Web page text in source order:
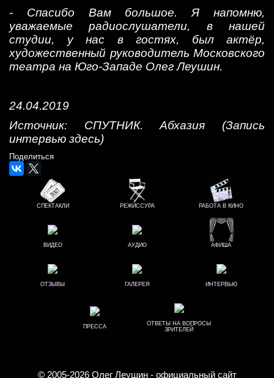
- Спасибо Вам большое. Я напомню,
уважаемые радиослушатели, в нашей
студии, у нас в гостях, был актёр,
художественный руководитель Московского
театра на Юго-Западе Олег Леушин.
24.04.2019
Источник: СПУТНИК. Абхазия (Запись
интервью здесь)
Поделиться
СПЕКТАКЛИ РЕЖИССУРА РАБОТА В КИНО
ВИДЕО АУДИО АФИША
ОТЗЫВЫ ГАЛЕРЕЯ ИНТЕРВЬЮ
ПРЕССА
ОТВЕТЫ НА ВОПРОСЫ
ЗРИТЕЛЕЙ
© 2005-2026 Олег Леушин- официальный сайт